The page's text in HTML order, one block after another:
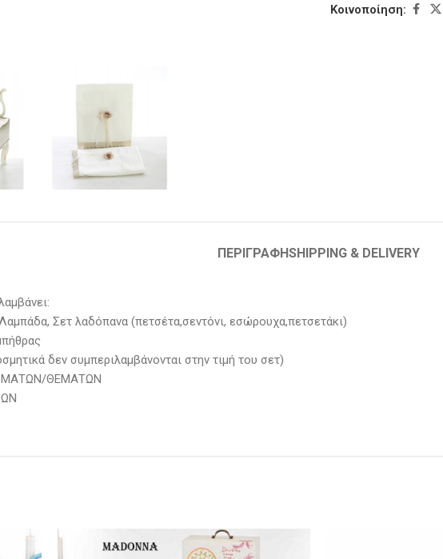
Κοινοποίηση:
ΠΕΡΙΓΡΑΦΉSHIPPING & DELIVERY
Σετ λαδόπανα (πετσέτα,σεντόνι, εσώρουχα,πετσετάκι)
δεν συμπεριλαμβάνονται στην τιμή του σετ)
ΘΕΜΑΤΩΝ